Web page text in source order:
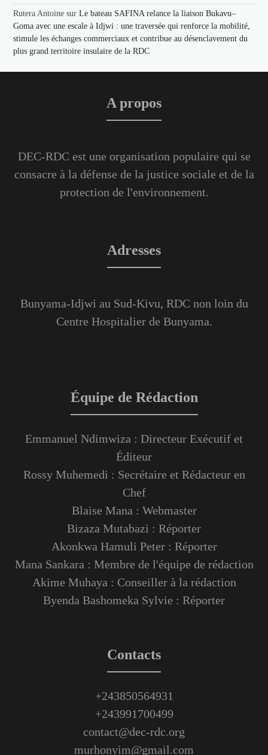
Rutera Antoine surLe bateau SAFINA relance la liaison Bukavu–
Goma avec une escale à Idjwi : une traversée qui renforce la mobilité,
stimule les échanges commerciaux et contribue au désenclavement du
plus grand territoire insulaire de la RDC
A propos
DEC-RDC est une organisation populaire qui se
consacre à la défense de la justice sociale et de la
protection de l'environnement.
Adresses
Bunyama-Idjwi au Sud-Kivu, RDC non loin du
Centre Hospitalier de Bunyama.
Équipe de Rédaction
Emmanuel Ndimwiza : Directeur Exécutif et
Éditeur
Rossy Muhemedi : Secrétaire et Rédacteur en
Chef
Blaise Mana : Webmaster
Bizaza Mutabazi : Réporter
Akonkwa Hamuli Peter : Réporter
Mana Sankara : Membre de l'équipe de rédaction
Akime Muhaya : Conseiller à la rédaction
Byenda Bashomeka Sylvie : Réporter
Contacts
+243850564931
+243991700499
contact@dec-rdc.org
murhonyim@gmail.com